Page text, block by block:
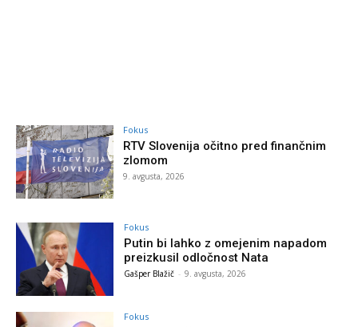
Fokus
RTV Slovenija očitno pred finančnim
zlomom
9. avgusta, 2026
Fokus
Putin bi lahko z omejenim napadom
preizkusil odločnost Nata
Gašper Blažič - 9. avgusta, 2026
Fokus